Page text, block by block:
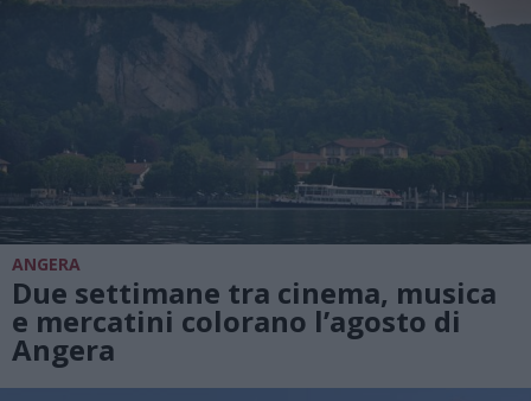
ANGERA
Due settimane tra cinema, musica
e mercatini colorano l’agosto di
Angera